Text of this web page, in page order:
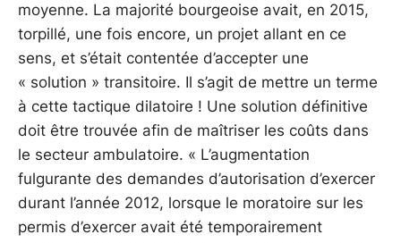
moyenne. La majorité bourgeoise avait, en 2015,
torpillé, une fois encore, un projet allant en ce
sens, et s’était contentée d’accepter une
« solution » transitoire. Il s’agit de mettre un terme
à cette tactique dilatoire ! Une solution définitive
doit être trouvée afin de maîtriser les coûts dans
le secteur ambulatoire. « L’augmentation
fulgurante des demandes d’autorisation d’exercer
durant l’année 2012, lorsque le moratoire sur les
permis d’exercer avait été temporairement